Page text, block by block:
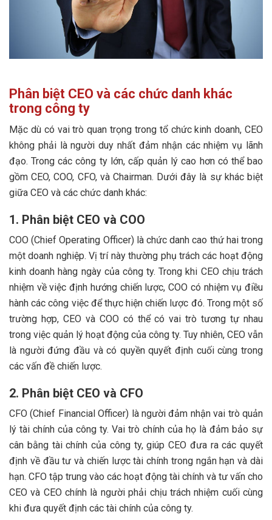
Phân biệt CEO và các chức danh khác
trong công ty
Mặc dù có vai trò quan trọng trong tổ chức kinh doanh, CEO
không phải là người duy nhất đảm nhận các nhiệm vụ lãnh
đạo. Trong các công ty lớn, cấp quản lý cao hơn có thể bao
gồm CEO, COO, CFO, và Chairman. Dưới đây là sự khác biệt
giữa CEO và các chức danh khác:
1. Phân biệt CEO và COO
COO (Chief Operating Officer) là chức danh cao thứ hai trong
một doanh nghiệp. Vị trí này thường phụ trách các hoạt động
kinh doanh hàng ngày của công ty. Trong khi CEO chịu trách
nhiệm về việc định hướng chiến lược, COO có nhiệm vụ điều
hành các công việc để thực hiện chiến lược đó. Trong một số
trường hợp, CEO và COO có thể có vai trò tương tự nhau
trong việc quản lý hoạt động của công ty. Tuy nhiên, CEO vẫn
là người đứng đầu và có quyền quyết định cuối cùng trong
các vấn đề chiến lược.
2. Phân biệt CEO và CFO
CFO (Chief Financial Officer) là người đảm nhận vai trò quản
lý tài chính của công ty. Vai trò chính của họ là đảm bảo sự
cân bằng tài chính của công ty, giúp CEO đưa ra các quyết
định về đầu tư và chiến lược tài chính trong ngắn hạn và dài
hạn. CFO tập trung vào các hoạt động tài chính và tư vấn cho
CEO và CEO chính là người phải chịu trách nhiệm cuối cùng
khi đưa quyết định các tài chính của công ty.